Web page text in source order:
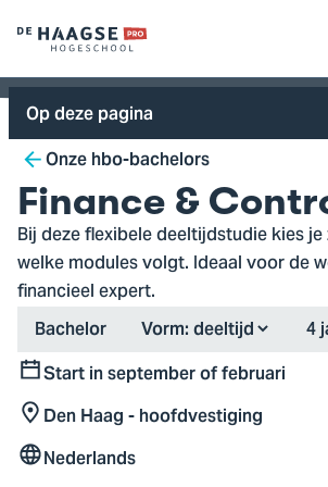
Logo
van
De
Haagse
Hogeschool,
ga
naar
de
homepagina
Op deze pagina
Breadcrumb
Onze hbo-bachelors
Finance &
Bij deze flexibele deeltijdstudie kies
welke modules volgt. Ideaal voor de
financieel expert.
Type
Bachelor Vorm: 4
StartStart in september of februari
Locatie
Den Haag - hoofdvestiging
TaalNederlands